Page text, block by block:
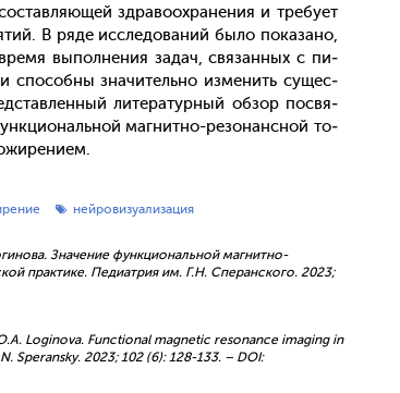
здра­во­ох­ра­нения и тре­бу­ет
В ря­де ис­сле­дова­ний бы­ло по­каза­но,
вы­пол­не­ния за­дач, свя­зан­ных с пи­
спо­соб­ны зна­читель­но из­ме­нить су­щес­
ли­тера­тур­ный об­зор пос­вя­
маг­нитно-ре­зонан­сной то­
нейровизуализация
Значение функциональной магнитно-
практике. Педиатрия им. Г.Н. Сперанского. 2023;
Loginova. Functional magnetic resonance imaging in
Speransky. 2023; 102 (6): 128-133. – DOI: